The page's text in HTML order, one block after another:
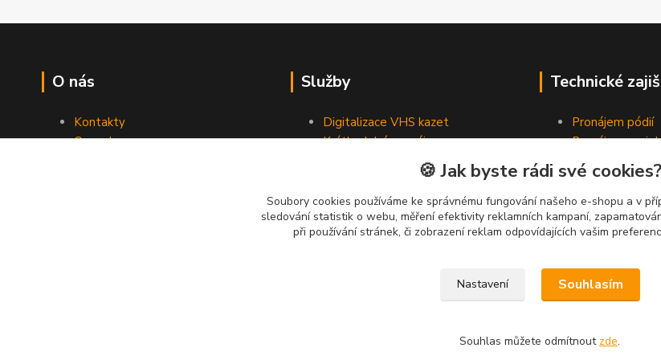
O nás
Kontakty
Ceny dopravy
Služby
Digitalizace VHS kazet
Krátkodobé pronájmy
Technické
Pronájem pódií
Pronájem
Pronájem
Pronájem
🍪 Jak byste rádi své cookies?
Soubory cookies používáme ke správnému fungování našeho e-shopu a v
sledování statistik o webu, měření efektivity reklamních kampaní,
při používání stránek, či zobrazení reklam odpovídajících vašim
Nastavení Souhlasím
Souhlas můžete odmítnout zde.